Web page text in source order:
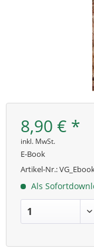
8,90 € *
inkl. MwSt.
E-Book
Artikel-Nr.:
Als